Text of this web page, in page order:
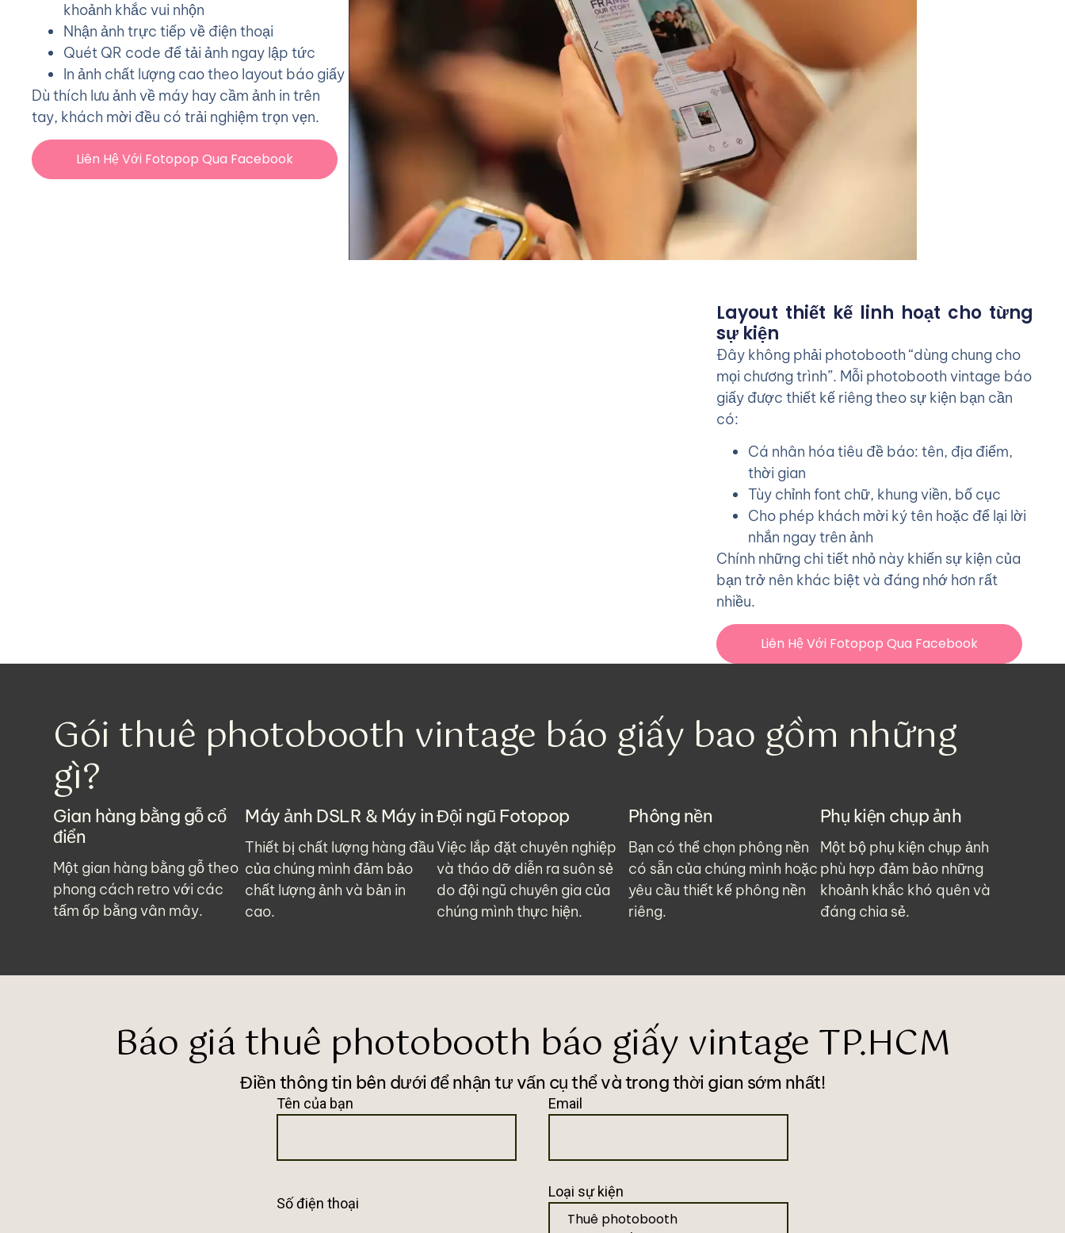
khoảnh khắc vui nhộn
Nhận ảnh trực tiếp về điện thoại
Quét QR code để tải ảnh ngay lập tức
In ảnh chất lượng cao theo layout báo giấy
Dù thích lưu ảnh về máy hay cầm ảnh in trên
tay, khách mời đều có trải nghiệm trọn vẹn.
Liên Hệ Với Fotopop Qua Facebook
Layout thiết kế linh hoạt cho từng
sự kiện
Đây không phải photobooth “dùng chung cho
mọi chương trình”. Mỗi photobooth vintage báo
giấy được thiết kế riêng theo sự kiện bạn cần
có:
Cá nhân hóa tiêu đề báo: tên, địa điểm,
thời gian
Tùy chỉnh font chữ, khung viền, bố cục
Cho phép khách mời ký tên hoặc để lại lời
nhắn ngay trên ảnh
Chính những chi tiết nhỏ này khiến sự kiện của
bạn trở nên khác biệt và đáng nhớ hơn rất
nhiều.
Liên Hệ Với Fotopop Qua Facebook
Gói thuê photobooth vintage báo giấy bao gồm những
gì?
Gian hàng bằng gỗ cổ
điển
Một gian hàng bằng gỗ theo
phong cách retro với các
tấm ốp bằng vân mây.
Máy ảnh DSLR & Máy in
Thiết bị chất lượng hàng đầu
của chúng mình đảm bảo
chất lượng ảnh và bản in
cao.
Đội ngũ Fotopop
Việc lắp đặt chuyên nghiệp
và tháo dỡ diễn ra suôn sẻ
do đội ngũ chuyên gia của
chúng mình thực hiện.
Phông nền
Bạn có thể chọn phông nền
có sẵn của chúng mình hoặc
yêu cầu thiết kế phông nền
riêng.
Phụ kiện chụp ảnh
Một bộ phụ kiện chụp ảnh
phù hợp đảm bảo những
khoảnh khắc khó quên và
đáng chia sẻ.
Báo giá thuê photobooth báo giấy vintage TP.HCM
Điền thông tin bên dưới để nhận tư vấn cụ thể và trong thời gian sớm nhất!
Tên của bạn Email
Số điện thoại
Loại sự kiện